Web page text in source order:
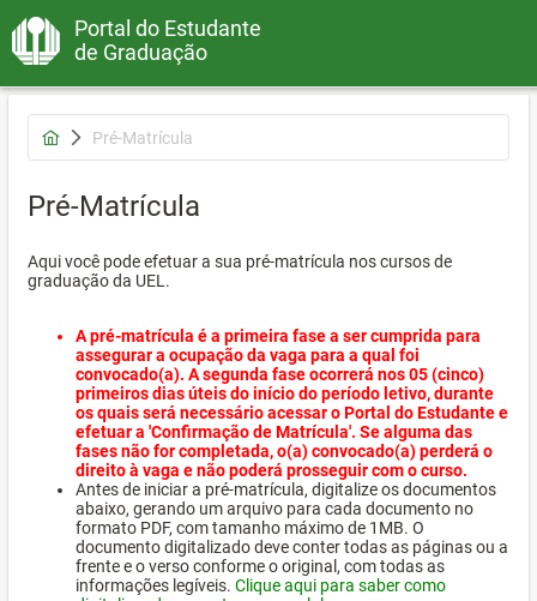
Portal do Estudante
de Graduação
Pré-Matrícula
Pré-Matrícula
Aqui você pode efetuar a sua pré-matrícula nos cursos de
graduação da UEL.
A pré-matrícula é a primeira fase a ser cumprida para
assegurar a ocupação da vaga para a qual foi
convocado(a). A segunda fase ocorrerá nos 05 (cinco)
primeiros dias úteis do início do período letivo, durante
os quais será necessário acessar o Portal do Estudante e
efetuar a 'Confirmação de Matrícula'. Se alguma das
fases não for completada, o(a) convocado(a) perderá o
direito à vaga e não poderá prosseguir com o curso.
Antes de iniciar a pré-matrícula, digitalize os documentos
abaixo, gerando um arquivo para cada documento no
formato PDF, com tamanho máximo de 1MB. O
documento digitalizado deve conter todas as páginas ou a
frente e o verso conforme o original, com todas as
informações legíveis. Clique aqui para saber como